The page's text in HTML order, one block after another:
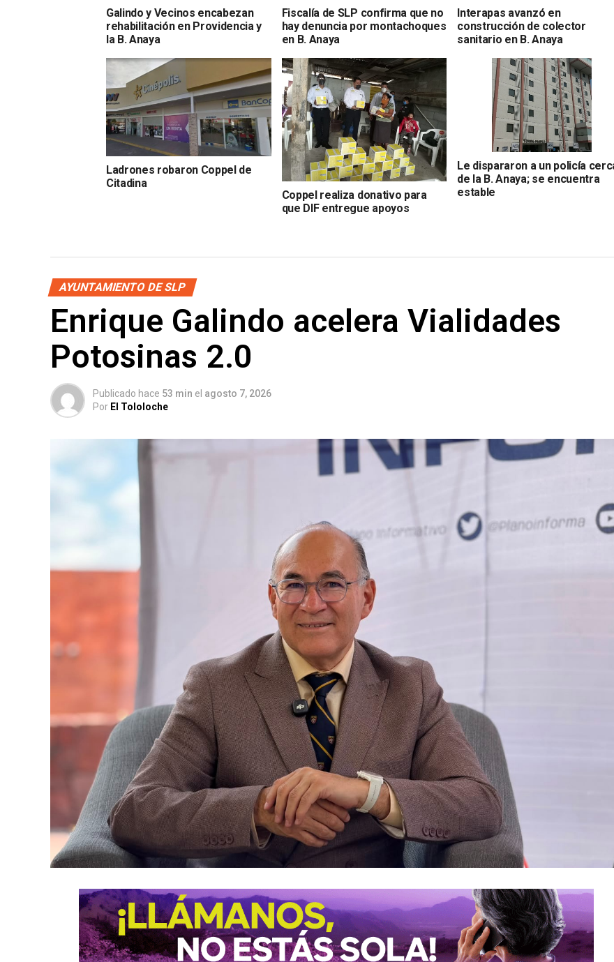
Galindo y Vecinos encabezan
rehabilitación en Providencia y
la B. Anaya
Fiscalía de SLP confirma que no
hay denuncia por montachoques
en B. Anaya
Interapas avanzó en
construcción de colector
sanitario en B. Anaya
Ladrones robaron Coppel de
Citadina
Coppel realiza donativo para
que DIF entregue apoyos
Le dispararon a un policía
de la B. Anaya; se encuentra
estable
AYUNTAMIENTO DE SLP
Enrique Galindo acelera Vialidades
Potosinas 2.0
Publicado hace 53 min el agosto 7, 2026
Por El Tololoche